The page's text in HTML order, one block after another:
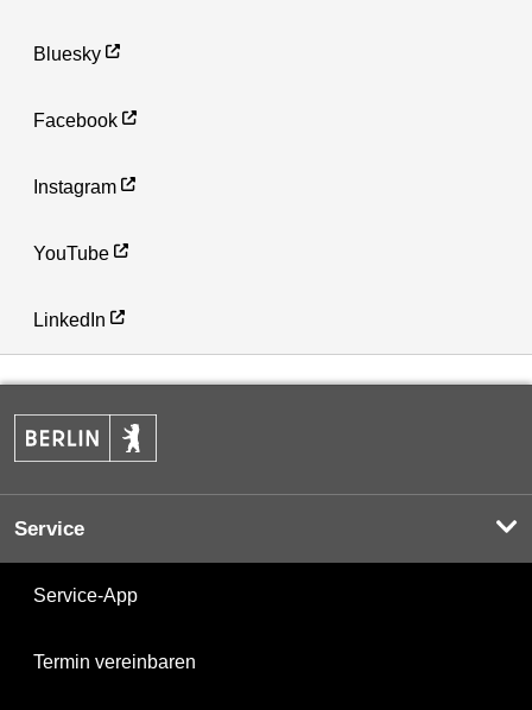
Bluesky
Facebook
Instagram
YouTube
LinkedIn
Service
Service-App
Termin vereinbaren